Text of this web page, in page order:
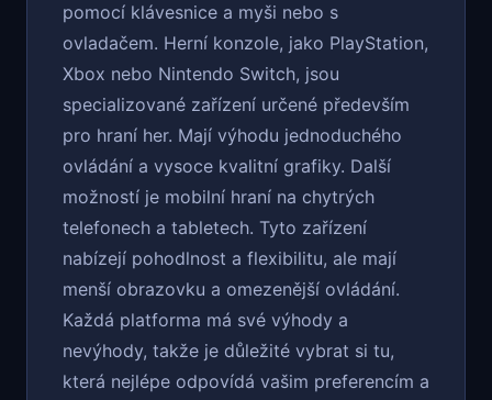
pomocí klávesnice a myši nebo s
ovladačem. Herní konzole, jako PlayStation,
Xbox nebo Nintendo Switch, jsou
specializované zařízení určené především
pro hraní her. Mají výhodu jednoduchého
ovládání a vysoce kvalitní grafiky. Další
možností je mobilní hraní na chytrých
telefonech a tabletech. Tyto zařízení
nabízejí pohodlnost a flexibilitu, ale mají
menší obrazovku a omezenější ovládání.
Každá platforma má své výhody a
nevýhody, takže je důležité vybrat si tu,
která nejlépe odpovídá vašim preferencím a